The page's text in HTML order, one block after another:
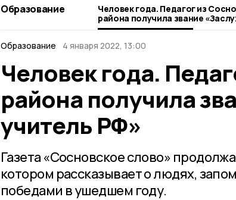
Образование
Человек года. Педагог из
района получила звание
учитель РФ»
Образование
4 января 2022, 13:00
Человек года.
района получила
учитель РФ»
Газета «Сосновское слово»
котором рассказывает о людях,
победами в ушедшем году.